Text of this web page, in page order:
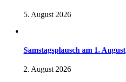
5. August 2026
Samstagsplausch am 1. August
2. August 2026